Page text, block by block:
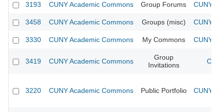
3193 CUNY Academic Commons Group Forums CUNY
3458 CUNY Academic Commons Groups (misc) CUNY
3330 CUNY Academic Commons My Commons CUNY
3419 CUNY Academic Commons
Group
Invitations
3220 CUNY Academic Commons Public Portfolio CUNY